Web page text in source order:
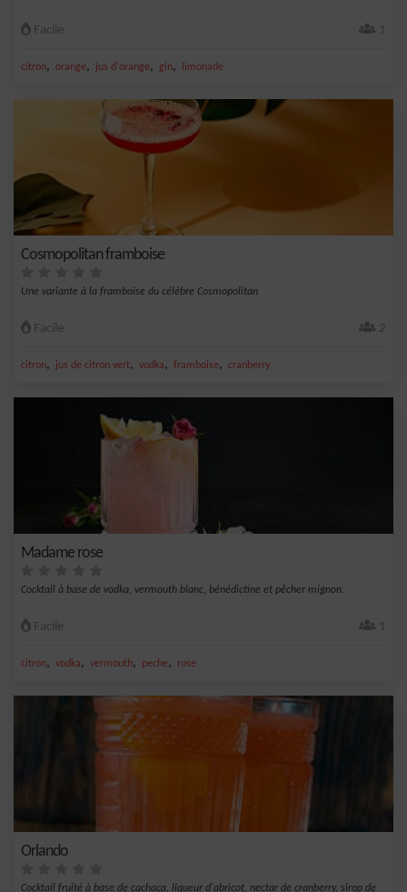
Facile 1
citron, orange, jus d'orange, gin, limonade
Cosmopolitan framboise
Une variante à la framboise du célèbre Cosmopolitan
Facile 2
citron, jus de citron vert, vodka, framboise, cranberry
Madame rose
Cocktail à base de vodka, vermouth blanc, bénédictine et pêcher mignon.
Facile 1
citron, vodka, vermouth, peche, rose
Orlando
Cocktail fruité à base de cachaça, liqueur d'abricot, nectar de cranberry, sirop de